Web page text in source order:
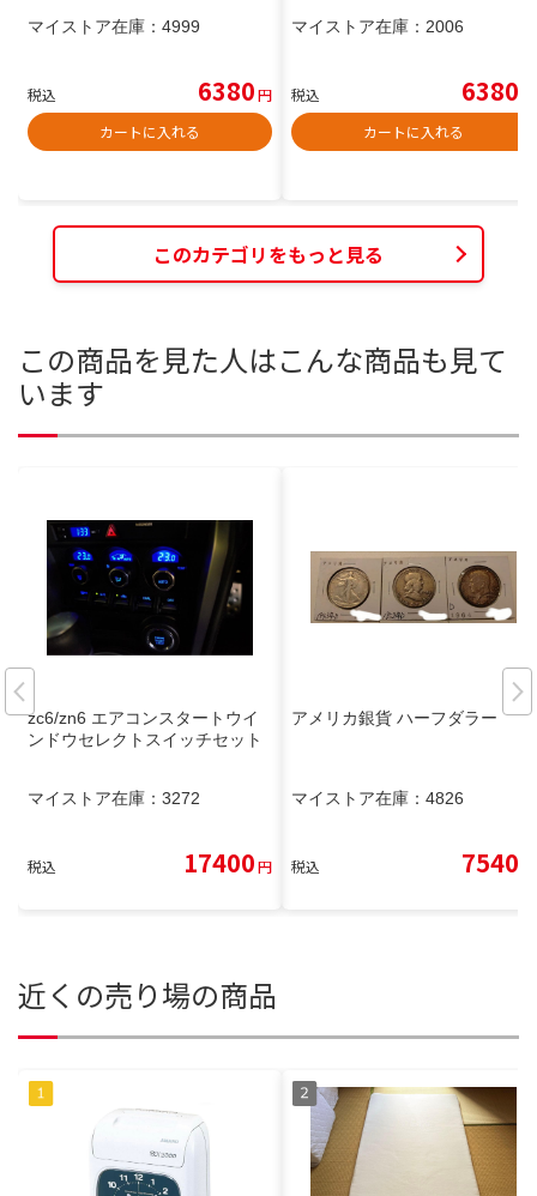
マイストア在庫： 4999
税込 6380円
カートに入れる
マイストア在庫： 2006
税込 6380
カートに入れる
このカテゴリをもっと見る
この商品を見た人はこんな商品も見て
います
zc6/zn6 エアコンスタートウイ
ンドウセレクトスイッチセット
マイストア在庫： 3272
税込 17400円
アメリカ銀貨 ハーフダラー
マイストア在庫： 4826
税込 7540
近くの売り場の商品